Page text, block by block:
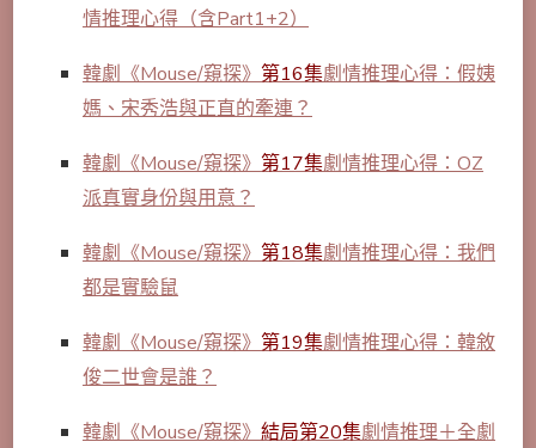
情推理心得（含Part1+2）
韓劇《Mouse/窺探》 第16集劇情推理心得：假姨
媽、宋秀浩與正直的牽連？
韓劇《Mouse/窺探》 第17集劇情推理心得：OZ
派真實身份與用意？
韓劇《Mouse/窺探》 第18集劇情推理心得：我們
都是實驗鼠
韓劇《Mouse/窺探》 第19集劇情推理心得：韓敘
俊二世會是誰？
韓劇《Mouse/窺探》 結局第20集劇情推理＋全劇